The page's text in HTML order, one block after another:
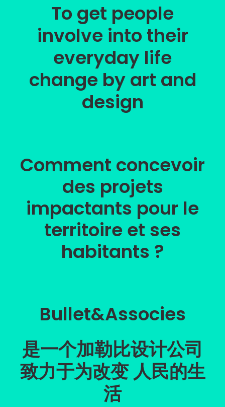
To get people
involve into their
everyday life
change by art and
design
Comment concevoir
des projets
impactants pour le
territoire et ses
habitants ?
Bullet&Associes
是一个加勒比设计公司
致力于为改变 人民的生
活